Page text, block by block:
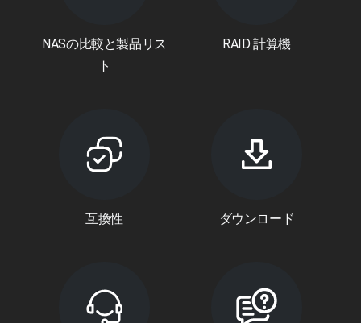
NASの比較と製品リス
ト
RAID 計算機
互換性 ダウンロード